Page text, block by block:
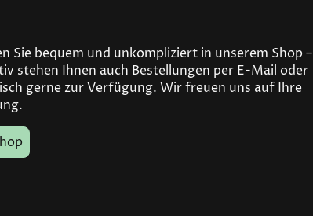
Sie bequem und unkompliziert in unserem Shop –
stehen Ihnen auch Bestellungen per E-Mail oder
gerne zur Verfügung. Wir freuen uns auf Ihre